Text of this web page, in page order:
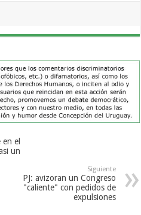
el
un
Siguiente
PJ: avizoran un Congreso
"caliente" con pedidos de
expulsiones